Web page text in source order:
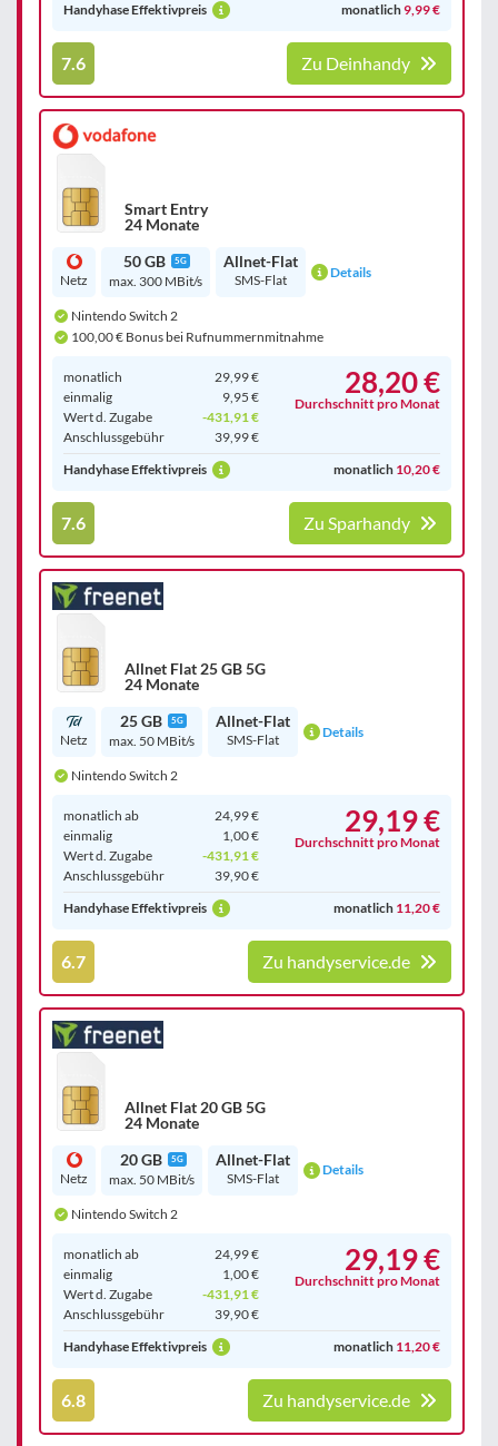
Handyhase Effektivpreis monatlich9,99 €
7.6 Zu Deinhandy
Smart Entry
24 Monate
Netz
50 GB 5G
max. 300 MBit/s
Allnet-Flat
SMS-Flat Details
Nintendo Switch 2
100,00 € Bonus bei Rufnummernmitnahme
monatlich
29,99 €
einmalig
9,95 €
Wert d. Zugabe
-431,91 €
Anschluss­gebühr
39,99 €
28,20 €
Durchschnitt pro Monat
Handyhase Effektivpreis monatlich 10,20 €
7.6 Zu Sparhandy
Allnet Flat 25 GB 5G
24 Monate
Netz
25 GB 5G
max. 50 MBit/s
Allnet-Flat
SMS-Flat Details
Nintendo Switch 2
monatlich ab
24,99 €
einmalig
1,00 €
Wert d. Zugabe
-431,91 €
Anschluss­gebühr
39,90 €
29,19 €
Durchschnitt pro Monat
Handyhase Effektivpreis monatlich 11,20 €
6.7 Zu handyservice.de
Allnet Flat 20 GB 5G
24 Monate
Netz
20 GB 5G
max. 50 MBit/s
Allnet-Flat
SMS-Flat Details
Nintendo Switch 2
monatlich ab
24,99 €
einmalig
1,00 €
Wert d. Zugabe
-431,91 €
Anschluss­gebühr
39,90 €
29,19 €
Durchschnitt pro Monat
Handyhase Effektivpreis monatlich 11,20 €
6.8 Zu handyservice.de